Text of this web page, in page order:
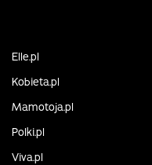
Elle.pl
Kobieta.pl
Mamotoja.pl
Polki.pl
Viva.pl